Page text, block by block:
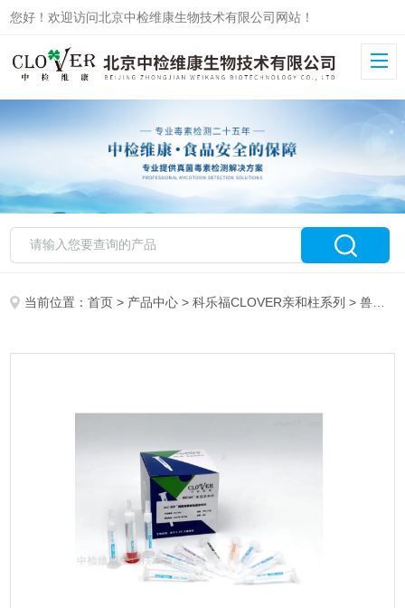
您好！欢迎访问北京中检维康生物技术有限公司网站！
当前位置：首页 > 产品中心 >科乐福CLOVER亲和柱系列 >兽药残留系列